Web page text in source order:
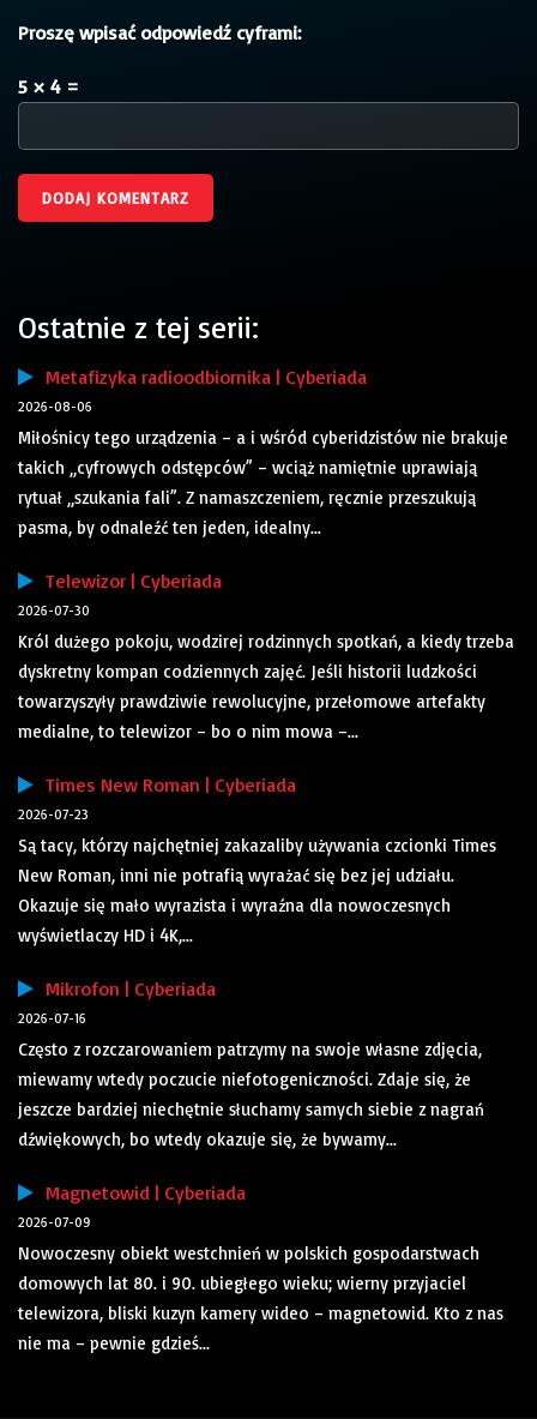
Proszę wpisać odpowiedź cyframi:
5 × 4 =
Ostatnie z tej serii:
Metafizyka radioodbiornika | Cyberiada
2026-08-06
Miłośnicy tego urządzenia – a i wśród cyberidzistów nie brakuje
takich „cyfrowych odstępców” – wciąż namiętnie uprawiają
rytuał „szukania fali”. Z namaszczeniem, ręcznie przeszukują
pasma, by odnaleźć ten jeden, idealny...
Telewizor | Cyberiada
2026-07-30
Król dużego pokoju, wodzirej rodzinnych spotkań, a kiedy trzeba
dyskretny kompan codziennych zajęć. Jeśli historii ludzkości
towarzyszyły prawdziwie rewolucyjne, przełomowe artefakty
medialne, to telewizor – bo o nim mowa –...
Times New Roman | Cyberiada
2026-07-23
Są tacy, którzy najchętniej zakazaliby używania czcionki Times
New Roman, inni nie potrafią wyrażać się bez jej udziału.
Okazuje się mało wyrazista i wyraźna dla nowoczesnych
wyświetlaczy HD i 4K,...
Mikrofon | Cyberiada
2026-07-16
Często z rozczarowaniem patrzymy na swoje własne zdjęcia,
miewamy wtedy poczucie niefotogeniczności. Zdaje się, że
jeszcze bardziej niechętnie słuchamy samych siebie z nagrań
dźwiękowych, bo wtedy okazuje się, że bywamy...
Magnetowid | Cyberiada
2026-07-09
Nowoczesny obiekt westchnień w polskich gospodarstwach
domowych lat 80. i 90. ubiegłego wieku; wierny przyjaciel
telewizora, bliski kuzyn kamery wideo – magnetowid. Kto z nas
nie ma – pewnie gdzieś...